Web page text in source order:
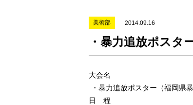
美術部 2014.09.16
・暴力追放ポスタ
大会名
・暴力追放ポスター（福岡県
日 程